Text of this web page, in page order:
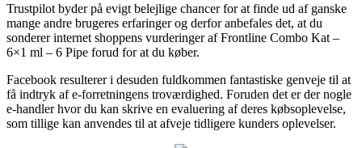
Trustpilot byder på evigt belejlige chancer for at finde ud af ganske
mange andre brugeres erfaringer og derfor anbefales det, at du
sonderer internet shoppens vurderinger af Frontline Combo Kat –
6×1 ml – 6 Pipe forud for at du køber.
Facebook resulterer i desuden fuldkommen fantastiske genveje til at
få indtryk af e-forretningens troværdighed. Foruden det er der nogle
e-handler hvor du kan skrive en evaluering af deres købsoplevelse,
som tillige kan anvendes til at afveje tidligere kunders oplevelser.